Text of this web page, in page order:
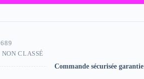
NON CLASSÉ
Commande sécurisée garantie